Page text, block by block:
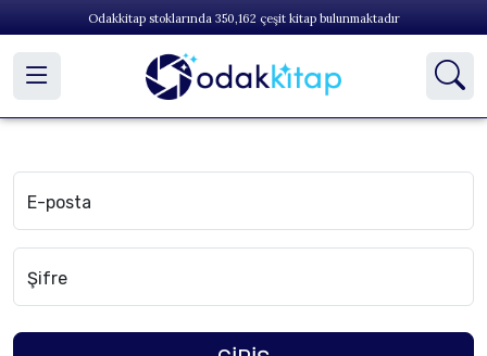
Odakkitap stoklarında 350,162 çeşit kitap bulunmaktadır
E-posta
Şifre